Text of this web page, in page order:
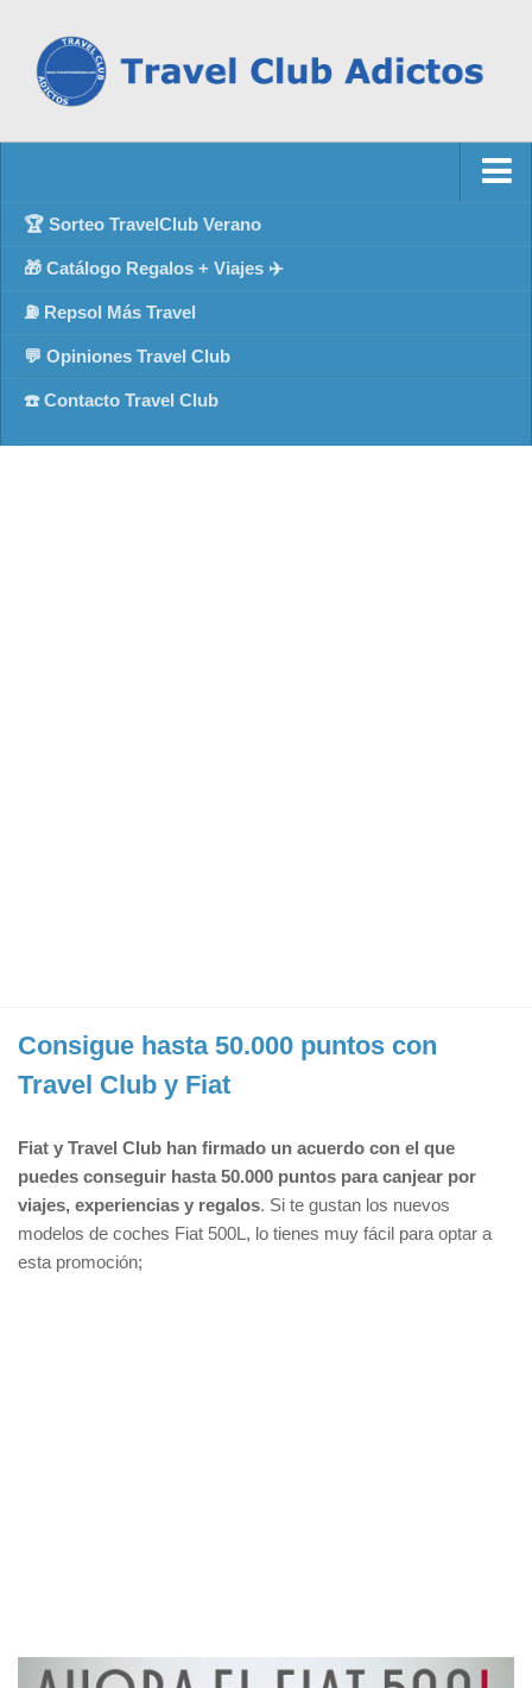
🏆 Sorteo TravelClub Verano
🎁 Catálogo Regalos + Viajes ✈️
⛽ Repsol Más Travel
💬 Opiniones Travel Club
☎️ Contacto Travel Club
Consigue hasta 50.000 puntos con
Travel Club y Fiat
Fiat y Travel Club han firmado un acuerdo con el que
puedes conseguir hasta 50.000 puntos para canjear por
viajes, experiencias y regalos. Si te gustan los nuevos
modelos de coches Fiat 500L, lo tienes muy fácil para optar a
esta promoción;